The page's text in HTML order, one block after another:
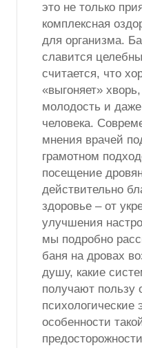
это не только
комплексная
для организма.
славится
считается, что
«выгоняет»
молодость и
человека.
мнения врачей
грамотном
посещение
действительно
здоровье – от
улучшения
мы подробно
баня на дровах
душу, какие
получают пользу
особенности